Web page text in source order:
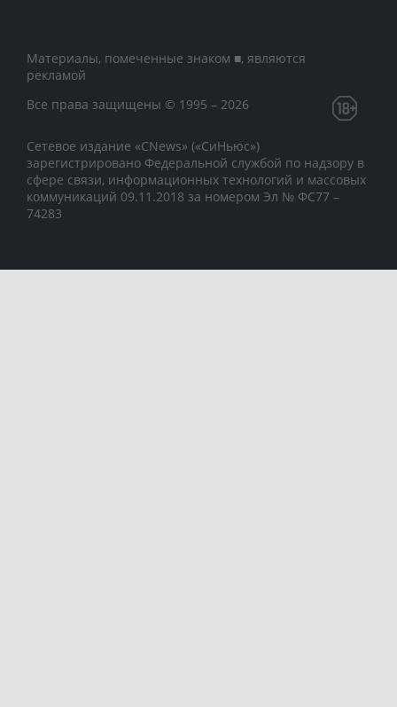
Материалы, помеченные знаком ■, являются
рекламой
Все права защищены © 1995 – 2026
Сетевое издание «CNews» («СиНьюс»)
зарегистрировано Федеральной службой по надзору в
сфере связи, информационных технологий и массовых
коммуникаций 09.11.2018 за номером Эл № ФС77 –
74283